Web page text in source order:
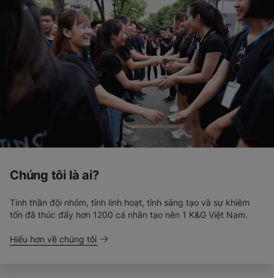
Chúng tôi là ai?
Tinh thần đội nhóm, tính linh hoạt, tính sáng tạo và sự khiêm
tốn đã thúc đẩy hơn 1200 cá nhân tạo nên 1 K&G Việt Nam.
Hiểu hơn về chúng tôi